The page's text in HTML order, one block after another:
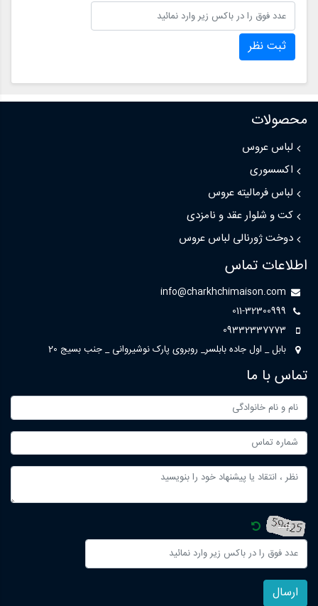
ثبت نظر
محصولات
لباس عروس
اکسسوری
لباس فرمالیته عروس
کت و شلوار عقد و نامزدی
دوخت ژورنالی لباس عروس
اطلاعات تماس
info@charkhchimaison.com
011-32300999
09332337773
بابل _ اول جاده بابلسر_ روبروی پارک نوشیروانی _ جنب بسیج 20
تماس با ما
ارسال